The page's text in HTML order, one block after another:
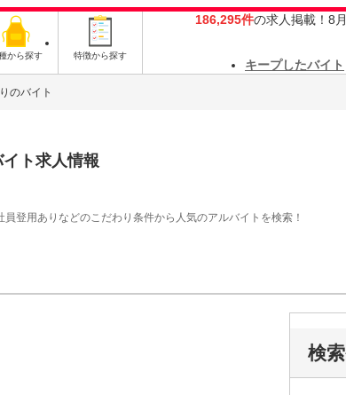
から探す 特徴から探す
186,295件の求人掲載！8
キープしたバイト
のバイト
ト求人情報
登用ありなどのこだわり条件から人気のアルバイトを検索！
検